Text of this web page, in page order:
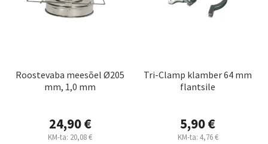
Roostevaba meesõel Ø205
mm, 1,0 mm
24,90€
KM-ta: 20,08€
Tri-Clamp klamber 64 mm
flantsile
5,90€
KM-ta: 4,76€